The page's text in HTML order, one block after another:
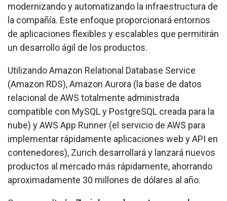
modernizando y automatizando la infraestructura de
la compañía. Este enfoque proporcionará entornos
de aplicaciones flexibles y escalables que permitirán
un desarrollo ágil de los productos.
UtilizandoAmazon Relational Database Service
(Amazon RDS),Amazon Aurora (la base de datos
relacional de AWS totalmente administrada
compatible con MySQL y PostgreSQL creada para la
nube) yAWS App Runner (el servicio de AWS para
implementar rápidamente aplicaciones web y API en
contenedores), Zurich desarrollará y lanzará nuevos
productos al mercado más rápidamente, ahorrando
aproximadamente 30 millones de dólares al año.